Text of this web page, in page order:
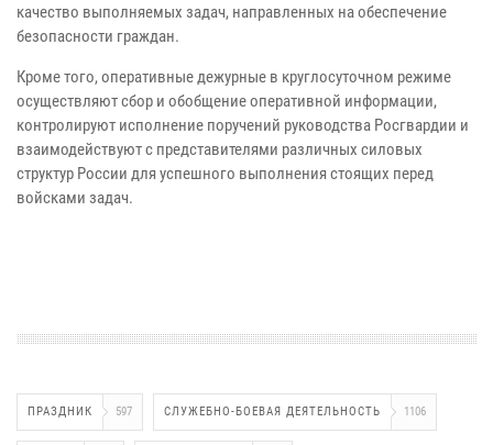
качество выполняемых задач, направленных на обеспечение
безопасности граждан.
Кроме того, оперативные дежурные в круглосуточном режиме
осуществляют сбор и обобщение оперативной информации,
контролируют исполнение поручений руководства Росгвардии и
взаимодействуют с представителями различных силовых
структур России для успешного выполнения стоящих перед
войсками задач.
ПРАЗДНИК 597 СЛУЖЕБНО-БОЕВАЯ ДЕЯТЕЛЬНОСТЬ 1106